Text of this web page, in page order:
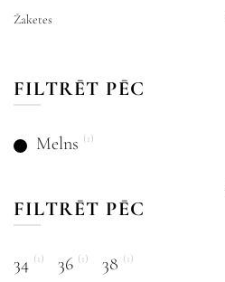
Žaketes
FILTRĒT PĒC
Melns (1)
FILTRĒT PĒC
34 (1) 36 (1) 38 (1)